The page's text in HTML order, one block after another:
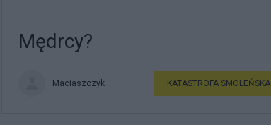
Mędrcy?
Maciaszczyk KATASTROFA SMOLEŃSKA